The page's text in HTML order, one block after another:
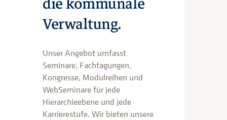
Verwaltung.
Unser Angebot umfasst
Seminare, Fachtagungen,
Kongresse, Modulreihen und
WebSeminare für jede
Hierarchieebene und jede
Karrierestufe. Wir bieten unsere